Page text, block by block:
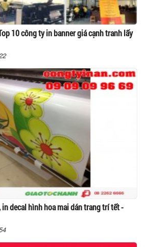
10 công ty in banner giá cạnh tranh lấy
decal hình hoa mai dán trang trí tết -